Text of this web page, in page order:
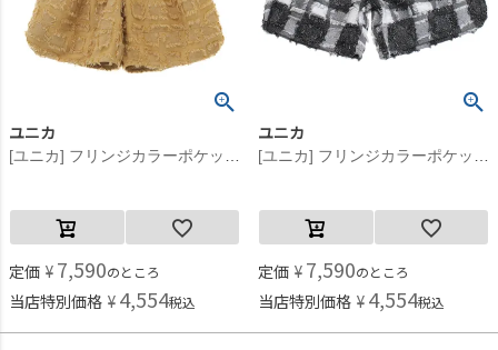
ユニカ
定価 ¥ 7,590のところ
当店特別価格 ¥ 4,554税込
ユニカ
定価 ¥ 7,590のところ
当店特別価格 ¥ 4,554税込